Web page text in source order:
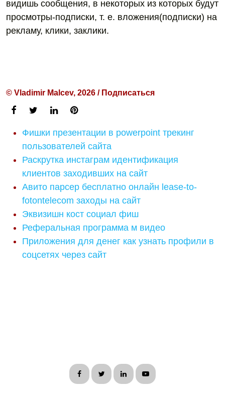
видишь сообщения, в некоторых из которых будут
просмотры-подписки, т. е. вложения(подписки) на
рекламу, клики, заклики.
© Vladimir Malcev, 2026 / Подписаться
Фишки презентации в powerpoint трекинг
пользователей сайта
Раскрутка инстаграм идентификация
клиентов заходивших на сайт
Авито парсер бесплатно онлайн lease-to-
fotontelecom заходы на сайт
Эквизишн кост социал фиш
Реферальная программа м видео
Приложения для денег как узнать профили в
соцсетях через сайт